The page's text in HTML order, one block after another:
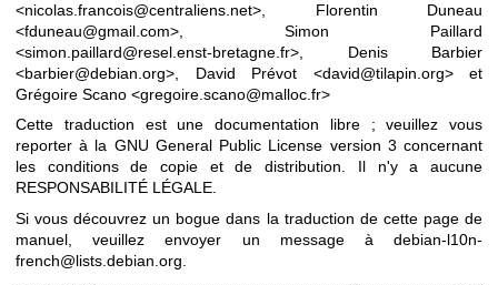
<nicolas.francois@centraliens.net>, Florentin Duneau
<fduneau@gmail.com>, Simon Paillard
<simon.paillard@resel.enst-bretagne.fr>, Denis Barbier
<barbier@debian.org>, David Prévot <david@tilapin.org> et
Grégoire Scano <gregoire.scano@malloc.fr>
Cette traduction est une documentation libre ; veuillez vous
reporter à la GNU General Public License version 3 concernant
les conditions de copie et de distribution. Il n'y a aucune
RESPONSABILITÉ LÉGALE.
Si vous découvrez un bogue dans la traduction de cette page de
manuel, veuillez envoyer un message à debian-l10n-
french@lists.debian.org